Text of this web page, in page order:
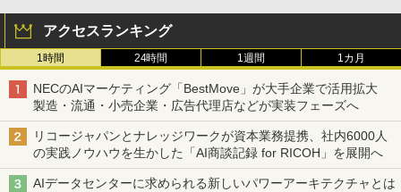
アクセスランキング
1時間 24時間 1週間 1カ月
NECのAIマーケティング「BestMove」が大手企業で活用拡大
製造・流通・小売企業・広告代理店などが実装フェーズへ
リコージャパンとナレッジワークが資本業務提携、社内6000人
の実践ノウハウを生かした「AI商談記録 for RICOH」を展開へ
AIデータセンターに求められる新しいパワーアーキテクチャとは